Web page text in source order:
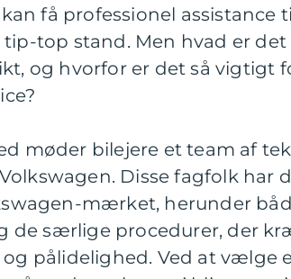
få professionel assistance
top stand. Men hvad er
og hvorfor er det så vigtigt
møder bilejere et team af
Disse fagfolk har
mærket, herunder
de særlige procedurer, der
pålidelighed. Ved at vælge